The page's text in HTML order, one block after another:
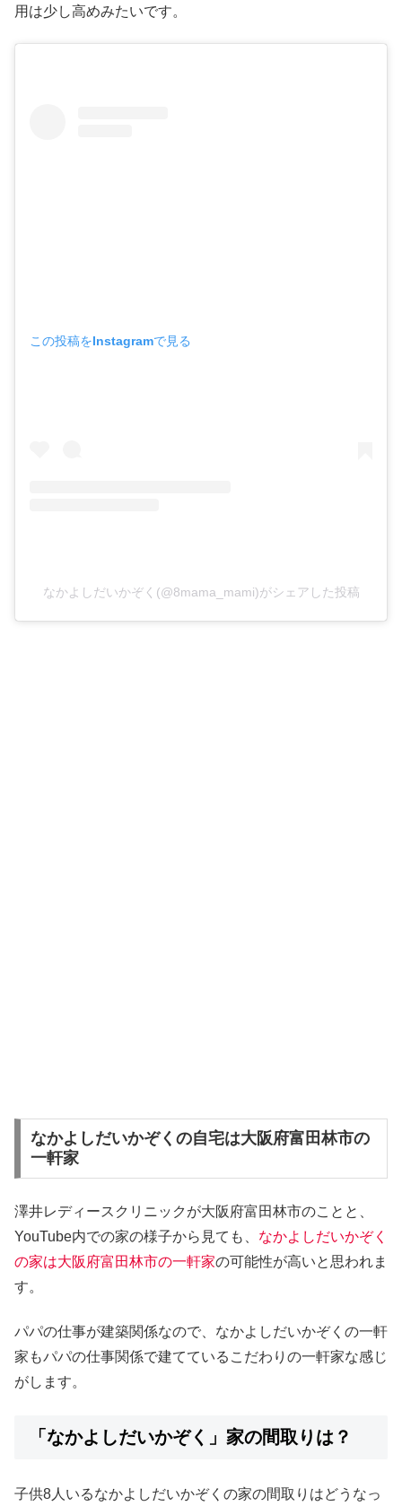
用は少し高めみたいです。
この投稿をInstagramで見る
なかよしだいかぞく(@8mama_mami)がシェアした投稿
なかよしだいかぞくの自宅は大阪府富田林市の
一軒家
澤井レディースクリニックが大阪府富田林市のことと、
YouTube内での家の様子から見ても、 なかよしだいかぞく
の家は大阪府富田林市の一軒家の可能性が高いと思われま
す。
パパの仕事が建築関係なので、なかよしだいかぞくの一軒
家もパパの仕事関係で建てているこだわりの一軒家な感じ
がします。
「なかよしだいかぞく」家の間取りは？
子供8人いるなかよしだいかぞくの家の間取りはどうなっ